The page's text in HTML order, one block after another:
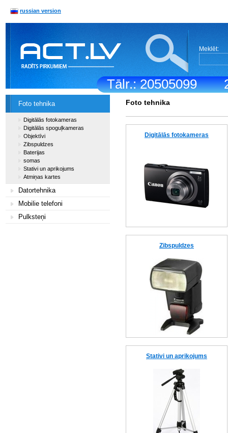
Tālr.: 20505099
russian version
Meklēt:
Foto tehnika
Digitālās fotokameras
Digitālās spoguļkameras
Objektīvi
Zibspuldzes
Baterijas
somas
Stativi un aprikojums
Atmiņas kartes
Datortehnika
Mobilie telefoni
Pulksteņi
Foto tehnika
Digitālās fotokameras
Zibspuldzes
Stativi un aprikojums